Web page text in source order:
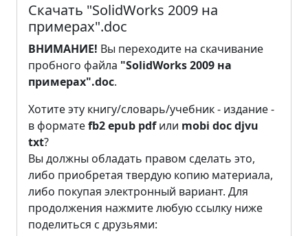
Скачать "SolidWorks 2009 на
примерах".doc
ВНИМАНИЕ! Вы переходите на скачивание
пробного файла "SolidWorks 2009 на
примерах".doc.
Хотите эту книгу/словарь/учебник - издание -
в форматеfb2epub pdfили mobi docdjvu
txt?
Вы должны обладать правом сделать это,
либо приобретая твердую копию материала,
либо покупая электронный вариант. Для
продолжения нажмите любую ссылку ниже
поделиться с друзьями: